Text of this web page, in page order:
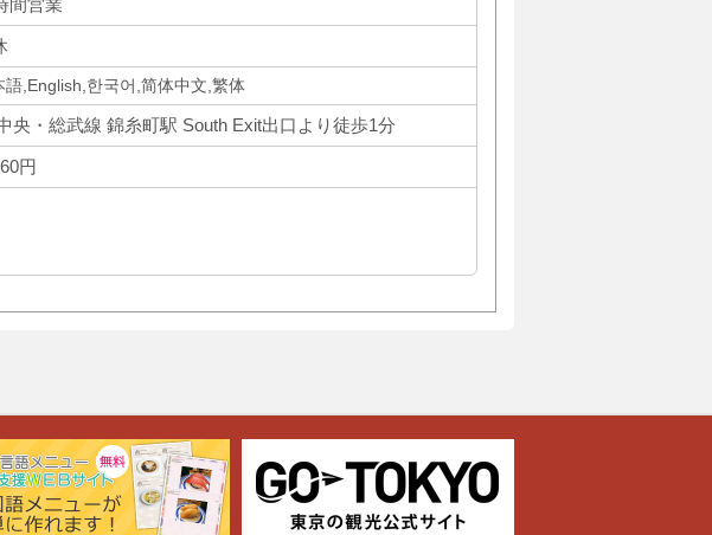
間営業
語,English,한국어,简体中文,繁体
央・総武線 錦糸町駅 South Exit出口より徒歩1分
円